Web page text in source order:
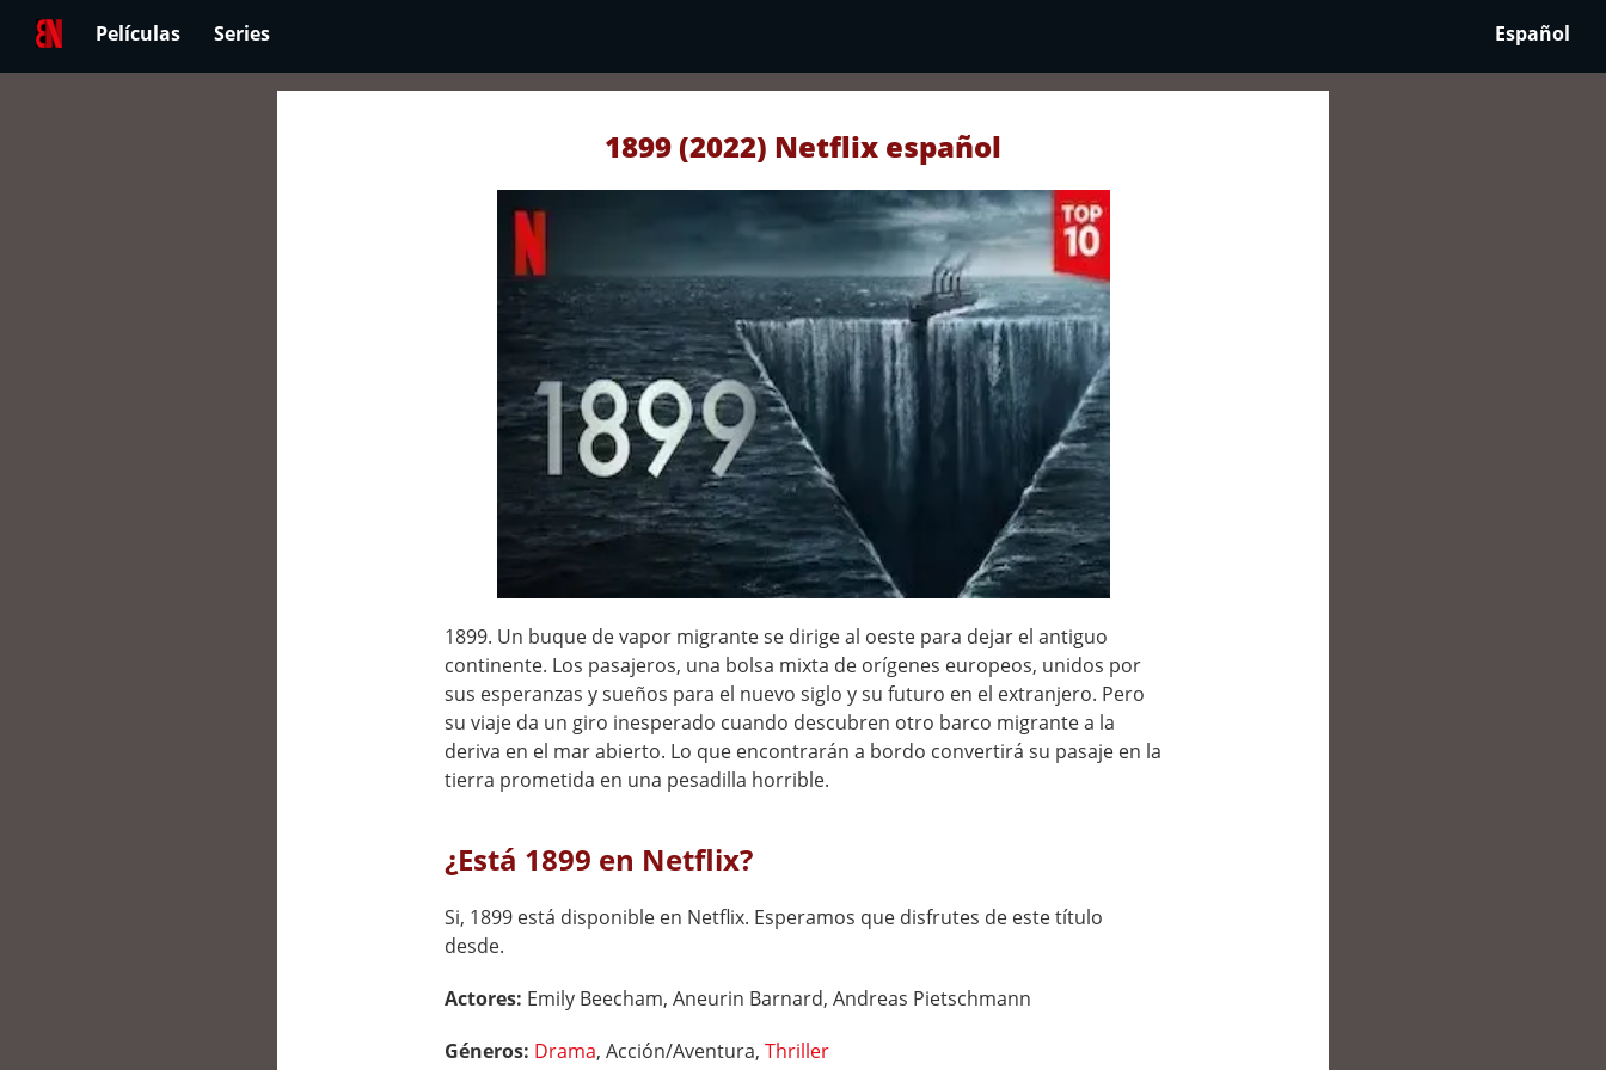
Películas Series Español
1899 (2022) Netflix español
1899. Un buque de vapor migrante se dirige al oeste para dejar el antiguo
continente. Los pasajeros, una bolsa mixta de orígenes europeos, unidos por
sus esperanzas y sueños para el nuevo siglo y su futuro en el extranjero. Pero
su viaje da un giro inesperado cuando descubren otro barco migrante a la
deriva en el mar abierto. Lo que encontrarán a bordo convertirá su pasaje en la
tierra prometida en una pesadilla horrible.
¿Está 1899 en Netflix?
Si, 1899 está disponible en Netflix. Esperamos que disfrutes de este título
desde.
Actores: Emily Beecham, Aneurin Barnard, Andreas Pietschmann
Géneros: Drama, Acción/Aventura, Thriller